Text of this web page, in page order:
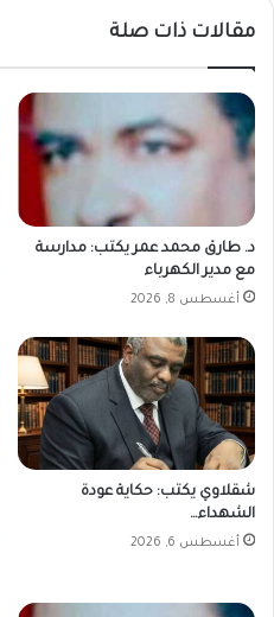
مقالات ذات صلة
د. طارق محمد عمر يكتب: مدارسة
مع مدير الكهرباء
أغسطس 8, 2026
شقلاوي يكتب: حكاية عودة
الشهداء…
أغسطس 6, 2026